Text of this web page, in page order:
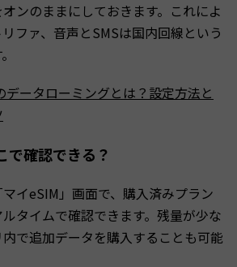
ンのままにしておきます。これによ
ファ、音声とSMSは国内回線という
データローミングとは？設定方法と
で確認できる？
イeSIM」画面で、購入済みプラン
タイムで確認できます。残量が少な
で追加データを購入することも可能